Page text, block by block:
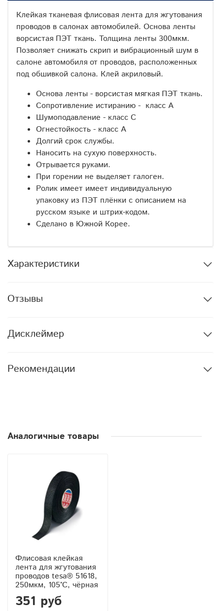
Клейкая тканевая флисовая лента для жгутования
проводов в салонах автомобилей. Основа ленты
ворсистая ПЭТ ткань. Толщина ленты 300мкм.
Позволяет снижать скрип и вибрационный шум в
салоне автомобиля от проводов, расположенных
под обшивкой салона. Клей акриловый.
Основа ленты - ворсистая мягкая ПЭТ ткань.
Сопротивление истиранию - класс А
Шумоподавление - класс С
Огнестойкость - класс А
Долгий срок службы.
Наносить на сухую поверхность.
Отрывается руками.
При горении не выделяет галоген.
Ролик имеет имеет индивидуальную
упаковку из ПЭТ плёнки с описанием на
русском языке и штрих-кодом.
Сделано в Южной Корее.
Характеристики
Отзывы
Дисклеймер
Рекомендации
Аналогичные товары
Флисовая клейкая
лента для жгутования
проводов tesa® 51618,
250мкм, 105°С, чёрная
351 руб